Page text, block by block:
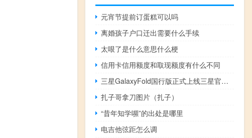
元宵节提前订蛋糕可以吗
离婚孩子户口迁出需要什么手续
太哏了是什么意思什么梗
信用卡信用额度和取现额度有什么不同
三星GalaxyFold国行版正式上线三星官方网站
扎子哥拿刀图片（扎子）
“昔年知学嚬”的出处是哪里
电吉他弦距怎么调